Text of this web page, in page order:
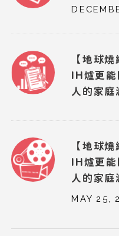
【地球
IH爐更能
人的家庭
【地球
IH爐更能
人的家庭
MAY 25,